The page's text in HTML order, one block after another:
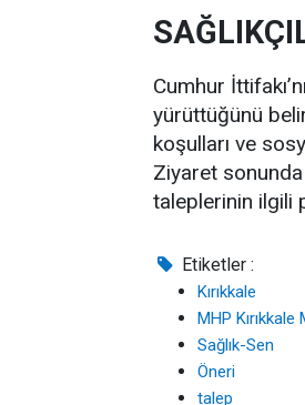
Cumhur
yürüttüğünü
koşulları ve
Ziyaret sonunda
taleplerinin ilgili
Etiketler :
Kırıkkale
MHP
Sağlık-Sen
Öneri
talep